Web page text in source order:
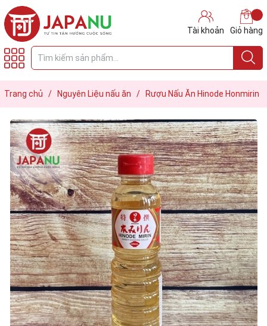
Tài khoản Giỏ hàng
Trang chủ / Nguyên Liệu nấu ăn /
Rượu Nấu Ăn Hinode Honmirin
- 320 ML